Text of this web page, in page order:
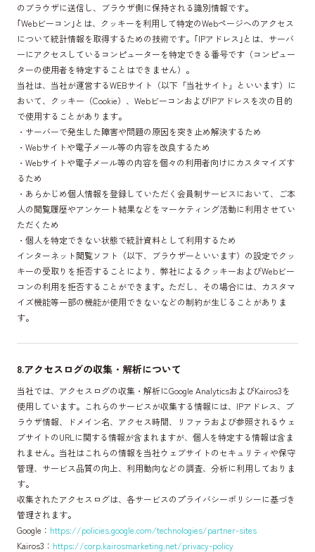
のブラウザに送信し、ブラウザ側に保持される識別情報です。
｢Webビーコン｣とは、クッキーを利用して特定のWebページへのアクセス
について統計情報を取得するための技術です。｢IPアドレス｣とは、サーバ
ーにアクセスしているコンピューターを特定できる番号です（コンピュー
ターの使用者を特定することはできません）。
当社は、当社が運営するWEBサイト（以下「当社サイト」といいます）に
おいて、クッキー（Cookie）、WebビーコンおよびIPアドレスを次の目的
で使用することがあります。
・サーバーで発生した障害や問題の原因を突き止め解決するため
・Webサイトや電子メール等の内容を改良するため
・Webサイトや電子メール等の内容を個々の利用者向けにカスタマイズす
るため
・あらかじめ個人情報を登録していただく会員制サービスにおいて、ご本
人の閲覧履歴やアンケート結果などをマーケティング活動に利用させてい
ただくため
・個人を特定できない状態で統計資料として利用するため
インターネット閲覧ソフト（以下、ブラウザーといいます）の設定でクッ
キーの受取りを拒否することにより、弊社によるクッキーおよびWebビー
コンの利用を拒否することができます。ただし、その場合には、カスタマ
イズ機能等一部の機能が使用できないなどの制約が生じることがありま
す。
8.アクセスログの収集・解析について
当社では、アクセスログの収集・解析にGoogle AnalyticsおよびKairos3を
使用しています。これらのサービスが収集する情報には、IPアドレス、ブ
ラウザ情報、ドメイン名、アクセス時間、リファラおよび参照されるウェ
ブサイトのURLに関する情報が含まれますが、個人を特定する情報は含ま
れません。当社はこれらの情報を当社ウェブサイトのセキュリティや保守
管理、サービス品質の向上、利用動向などの調査、分析に利用しておりま
す。
収集されたアクセスログは、各サービスのプライバシーポリシーに基づき
管理されます。
Google： https://policies.google.com/technologies/partner-sites
Kairos3： https://corp.kairosmarketing.net/privacy-policy